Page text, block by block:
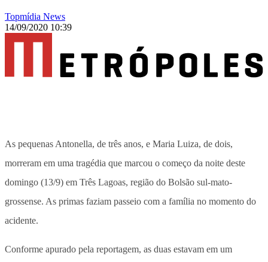
Topmídia News
14/09/2020 10:39
As pequenas Antonella, de três anos, e Maria Luiza, de dois,
morreram em uma tragédia que marcou o começo da noite deste
domingo (13/9) em Três Lagoas, região do Bolsão sul-mato-
grossense. As primas faziam passeio com a família no momento do
acidente.
Conforme apurado pela reportagem, as duas estavam em um